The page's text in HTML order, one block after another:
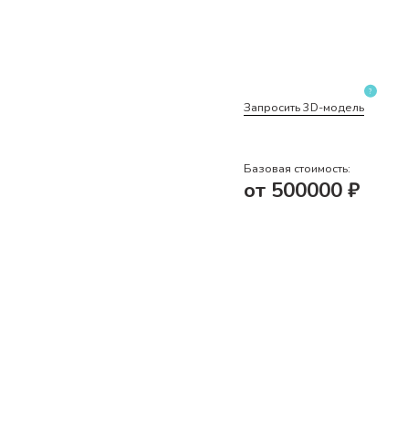
Запросить 3D-модель
?
Базовая стоимость:
от 500000₽